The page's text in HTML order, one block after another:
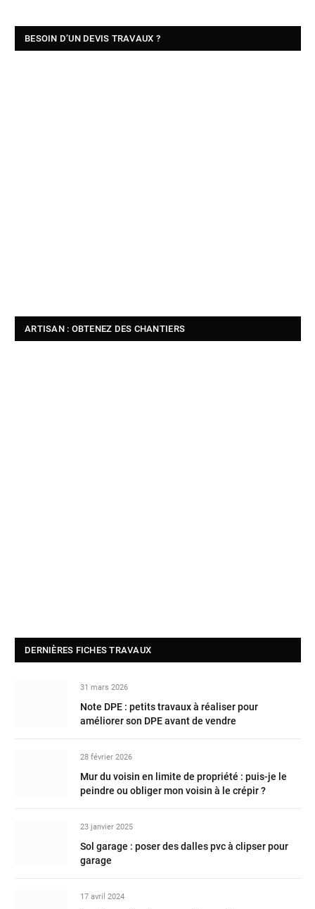
BESOIN D’UN DEVIS TRAVAUX ?
ARTISAN : OBTENEZ DES CHANTIERS
DERNIÈRES FICHES TRAVAUX
31 mars 2026
Note DPE : petits travaux à réaliser pour
améliorer son DPE avant de vendre
28 février 2026
Mur du voisin en limite de propriété : puis-je le
peindre ou obliger mon voisin à le crépir ?
23 janvier 2025
Sol garage : poser des dalles pvc à clipser pour
garage
17 avril 2024